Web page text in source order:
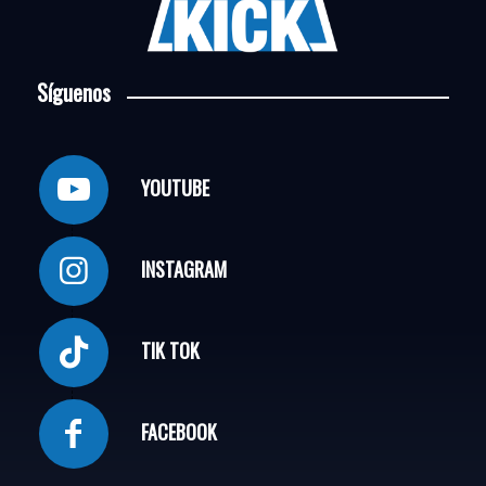
Síguenos
YOUTUBE
INSTAGRAM
TIK TOK
FACEBOOK